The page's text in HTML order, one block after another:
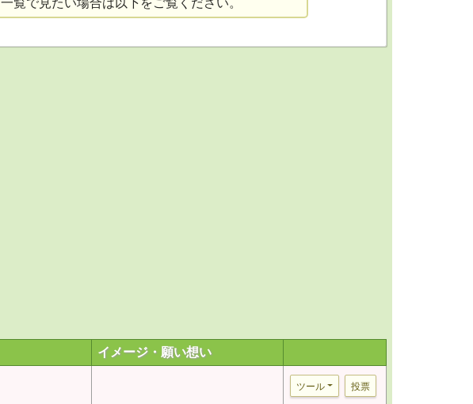
イメージ・願い想い
ツール 投票